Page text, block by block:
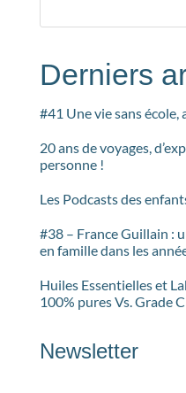
Derniers
#41 Une vie sans
20 ans de voyages,
personne !
Les Podcasts des
#38 – France Guillain :
en famille dans les
Huiles Essentielles et
100% pures Vs. Grade
Newsletter